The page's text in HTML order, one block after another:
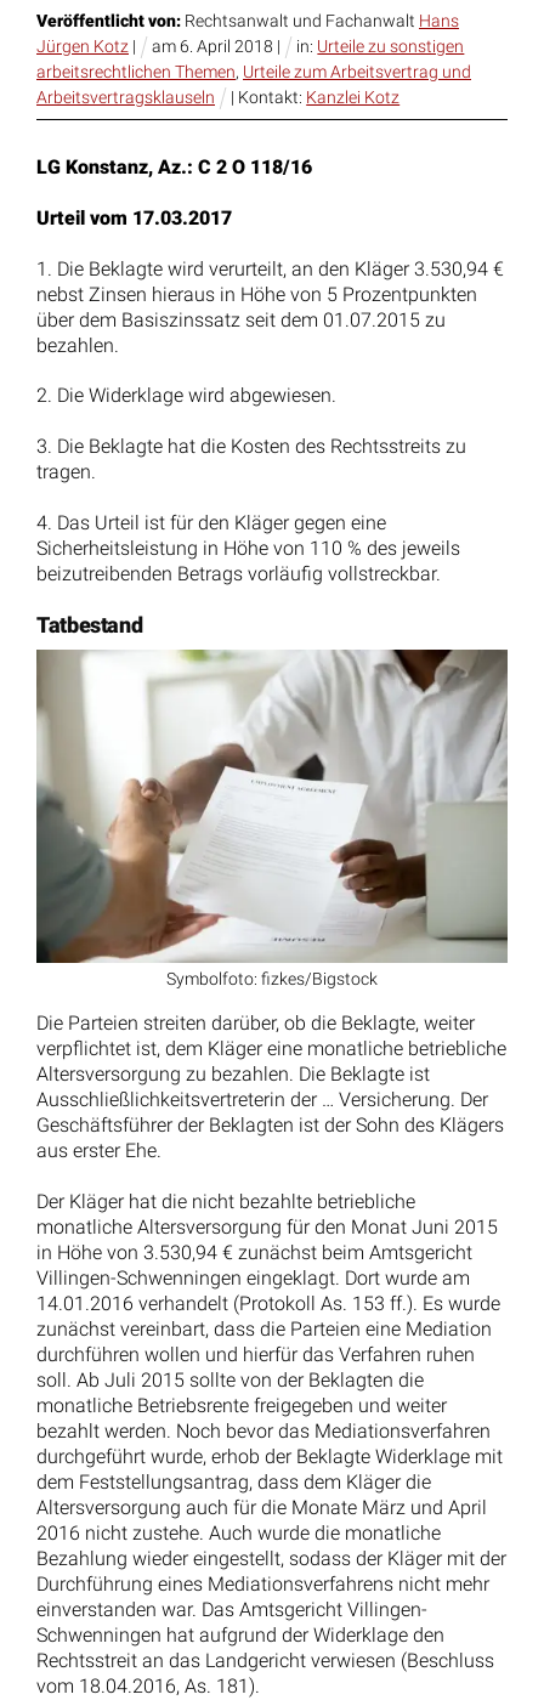
Veröffentlicht von: Rechtsanwalt und Fachanwalt Hans
Jürgen Kotz | am6 .April 2018 | in: Urteile zu sonstigen
arbeitsrechtlichen Themen, Urteile zum Arbeitsvertrag und
Arbeitsvertragsklauseln
| Kontakt: Kanzlei Kotz
LG Konstanz, Az.: C 2 O 118/16
Urteil vom 17.03.2017
1. Die Beklagte wird verurteilt, an den Kläger 3.530,94 €
nebst Zinsen hieraus in Höhe von 5 Prozentpunkten
über dem Basiszinssatz seit dem 01.07.2015 zu
bezahlen.
2. Die Widerklage wird abgewiesen.
3. Die Beklagte hat die Kosten des Rechtsstreits zu
tragen.
4. Das Urteil ist für den Kläger gegen eine
Sicherheitsleistung in Höhe von 110 % des jeweils
beizutreibenden Betrags vorläufig vollstreckbar.
Tatbestand
Symbolfoto: fizkes/Bigstock
Die Parteien streiten darüber, ob die Beklagte, weiter
verpflichtet ist, dem Kläger eine monatliche betriebliche
Altersversorgung zu bezahlen. Die Beklagte ist
Ausschließlichkeitsvertreterin der … Versicherung. Der
Geschäftsführer der Beklagten ist der Sohn des Klägers
aus erster Ehe.
Der Kläger hat die nicht bezahlte betriebliche
monatliche Altersversorgung für den Monat Juni 2015
in Höhe von 3.530,94 € zunächst beim Amtsgericht
Villingen-Schwenningen eingeklagt. Dort wurde am
14.01.2016 verhandelt (Protokoll As. 153 ff.). Es wurde
zunächst vereinbart, dass die Parteien eine Mediation
durchführen wollen und hierfür das Verfahren ruhen
soll. Ab Juli 2015 sollte von der Beklagten die
monatliche Betriebsrente freigegeben und weiter
bezahlt werden. Noch bevor das Mediationsverfahren
durchgeführt wurde, erhob der Beklagte Widerklage mit
dem Feststellungsantrag, dass dem Kläger die
Altersversorgung auch für die Monate März und April
2016 nicht zustehe. Auch wurde die monatliche
Bezahlung wieder eingestellt, sodass der Kläger mit der
Durchführung eines Mediationsverfahrens nicht mehr
einverstanden war. Das Amtsgericht Villingen-
Schwenningen hat aufgrund der Widerklage den
Rechtsstreit an das Landgericht verwiesen (Beschluss
vom 18.04.2016, As. 181).